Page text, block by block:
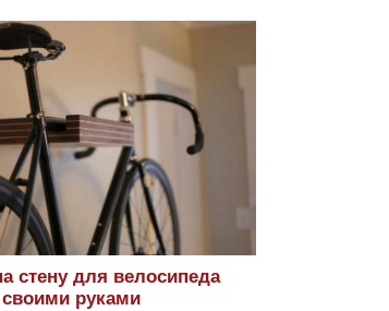
стену для велосипеда
своими руками